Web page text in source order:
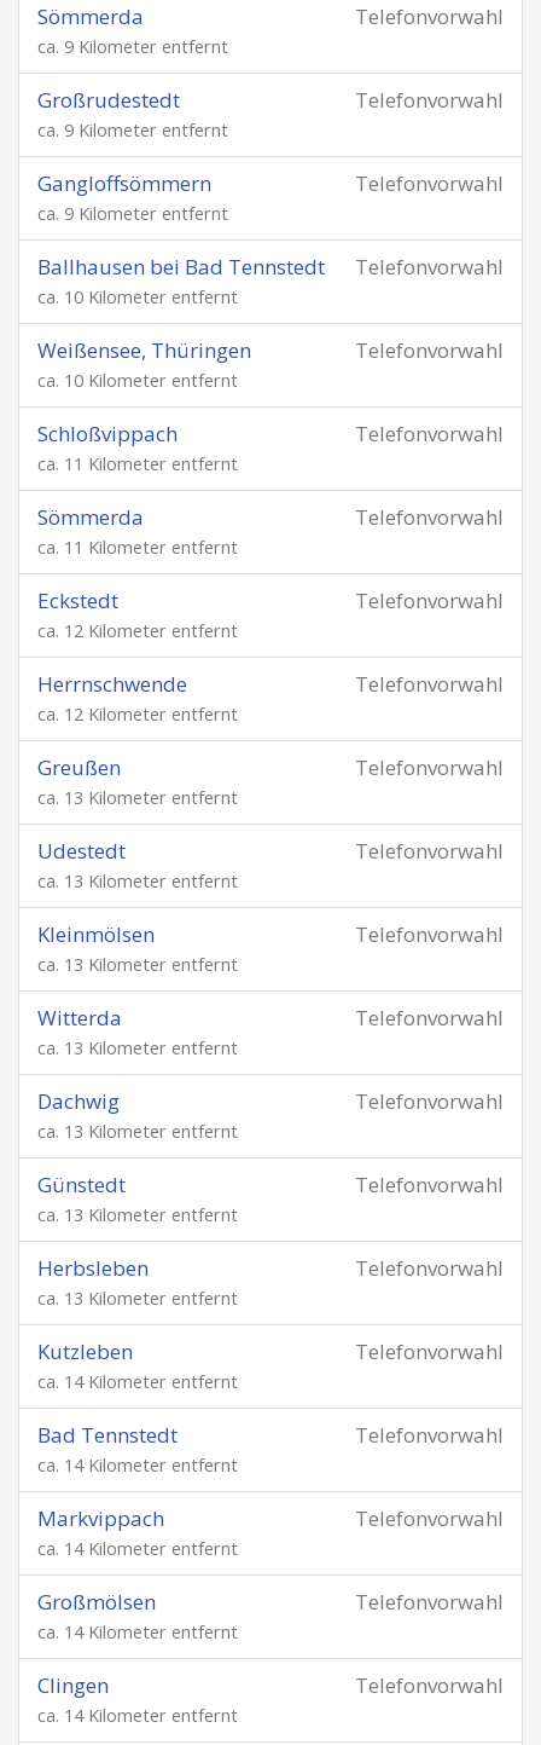
Telefonvorwahl
Sömmerda
ca. 9 Kilometer entfernt
Telefonvorwahl
Großrudestedt
ca. 9 Kilometer entfernt
Telefonvorwahl
Gangloffsömmern
ca. 9 Kilometer entfernt
Telefonvorwahl
Ballhausen bei Bad Tennstedt
ca. 10 Kilometer entfernt
Telefonvorwahl
Weißensee, Thüringen
ca. 10 Kilometer entfernt
Telefonvorwahl
Schloßvippach
ca. 11 Kilometer entfernt
Telefonvorwahl
Sömmerda
ca. 11 Kilometer entfernt
Telefonvorwahl
Eckstedt
ca. 12 Kilometer entfernt
Telefonvorwahl
Herrnschwende
ca. 12 Kilometer entfernt
Telefonvorwahl
Greußen
ca. 13 Kilometer entfernt
Telefonvorwahl
Udestedt
ca. 13 Kilometer entfernt
Telefonvorwahl
Kleinmölsen
ca. 13 Kilometer entfernt
Telefonvorwahl
Witterda
ca. 13 Kilometer entfernt
Telefonvorwahl
Dachwig
ca. 13 Kilometer entfernt
Telefonvorwahl
Günstedt
ca. 13 Kilometer entfernt
Telefonvorwahl
Herbsleben
ca. 13 Kilometer entfernt
Telefonvorwahl
Kutzleben
ca. 14 Kilometer entfernt
Telefonvorwahl
Bad Tennstedt
ca. 14 Kilometer entfernt
Telefonvorwahl
Markvippach
ca. 14 Kilometer entfernt
Telefonvorwahl
Großmölsen
ca. 14 Kilometer entfernt
Telefonvorwahl
Clingen
ca. 14 Kilometer entfernt